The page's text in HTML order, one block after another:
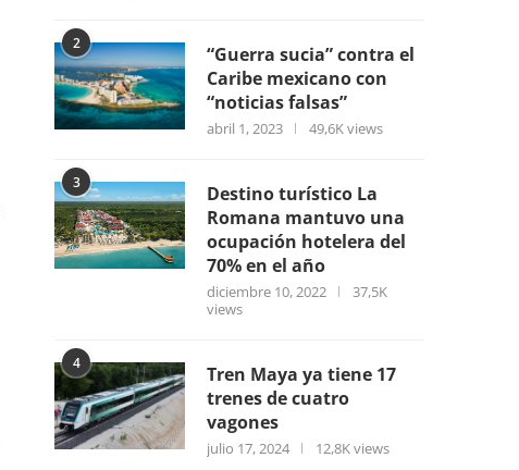
2
“Guerra sucia” contra el
Caribe mexicano con
“noticias falsas”
abril 1, 2023 49,6K views
3
Destino turístico La
Romana mantuvo una
ocupación hotelera del
70% en el año
diciembre 10, 2022
37,5K
views
4
Tren Maya ya tiene 17
trenes de cuatro
vagones
julio 17, 2024 12,8K views